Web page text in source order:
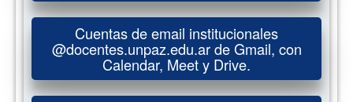
Cuentas de email institucionales
@docentes.unpaz.edu.ar de Gmail, con
Calendar, Meet y Drive.